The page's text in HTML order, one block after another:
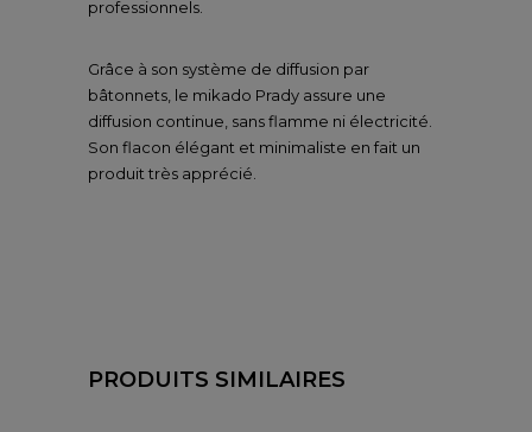
professionnels.
Grâce à son système de diffusion par
bâtonnets, le mikado Prady assure une
diffusion continue, sans flamme ni électricité.
Son flacon élégant et minimaliste en fait un
produit très apprécié.
PRODUITS SIMILAIRES